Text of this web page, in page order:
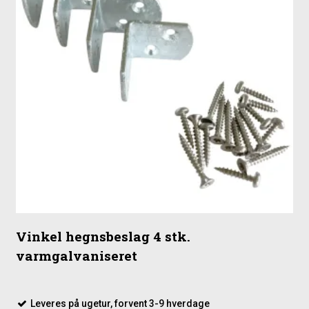
Anvendelse
Til hegnsprojekter, hvor der ønskes en åben løsning
Til steder, hvor der er behov for en let og gennemskuelig
Vinkel hegnsbeslag 4 stk.
varmgalvaniseret
Leveres på ugetur, forvent 3-9 hverdage